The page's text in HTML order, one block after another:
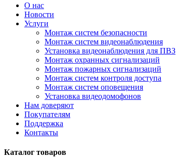
О нас
Новости
Услуги
Монтаж систем безопасности
Монтаж систем видеонаблюдения
Установка видеонаблюдения для ПВЗ
Монтаж охранных сигнализаций
Монтаж пожарных сигнализаций
Монтаж систем контроля доступа
Монтаж систем оповещения
Установка видеодомофонов
Нам доверяют
Покупателям
Поддержка
Контакты
Каталог товаров